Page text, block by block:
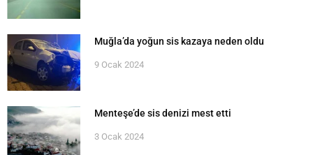
Muğla’da yoğun sis kazaya neden oldu
9 Ocak 2024
Menteşe’de sis denizi mest etti
3 Ocak 2024